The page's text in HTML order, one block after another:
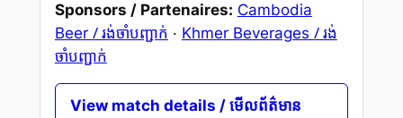
Sponsors / Partenaires: Cambodia
Beer / រង់ចាំបញ្ជាក់ · Khmer Beverages / រង់
ចាំបញ្ជាក់
View match details / មើលព័ត៌មាន